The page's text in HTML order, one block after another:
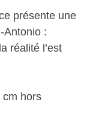
présente une
Antonio :
réalité l’est
cm hors